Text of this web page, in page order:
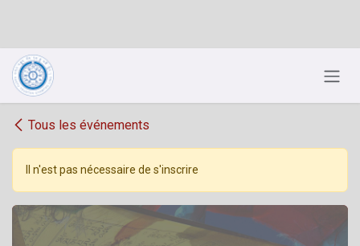
Se rendre au contenu
Tous les événements
Il n'est pas nécessaire de s'inscrire